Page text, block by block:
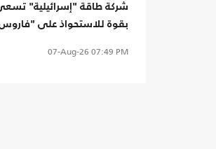
شركة طاقة "إسرائيلية"
بقوة للاستحواذ على
07-Aug-26 07:49 PM